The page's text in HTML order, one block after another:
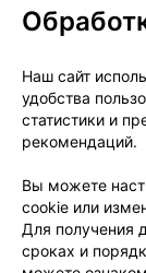
Наш сайт
удобства
статистики и
рекомендаций.
Вы можете
cookie или
Для получения
сроках и